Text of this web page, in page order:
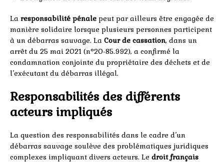
La responsabilité pénale peut par ailleurs être engagée de
manière solidaire lorsque plusieurs personnes participent
à un débarras sauvage. La Cour de cassation, dans un
arrêt du 25 mai 2021 (n°20-85.992), a confirmé la
condamnation conjointe du propriétaire des déchets et de
l’exécutant du débarras illégal.
Responsabilités des différents
acteurs impliqués
La question des responsabilités dans le cadre d’un
débarras sauvage soulève des problématiques juridiques
complexes impliquant divers acteurs. Le droit français